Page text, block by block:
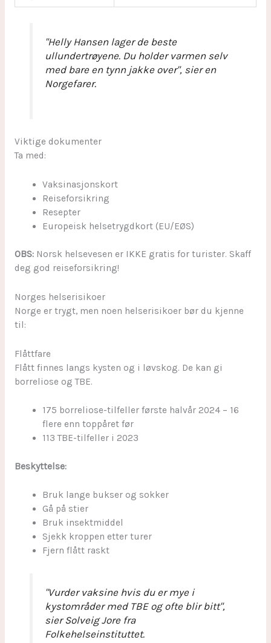
"Helly Hansen lager de beste
ullundertrøyene. Du holder varmen selv
med bare en tynn jakke over", sier en
Norgefarer.
Viktige dokumenter
Ta med:
Vaksinasjonskort
Reiseforsikring
Resepter
Europeisk helsetrygdkort (EU/EØS)
OBS:Norsk helsevesen er IKKE gratis for turister. Skaff
deg god reiseforsikring!
Norges helserisikoer
Norge er trygt, men noen helserisikoer bør du kjenne
til:
Flåttfare
Flått finnes langs kysten og i løvskog. De kan gi
borreliose og TBE.
175 borreliose-tilfeller første halvår 2024 – 16
flere enn toppåret før
113 TBE-tilfeller i 2023
Beskyttelse:
Bruk lange bukser og sokker
Gå på stier
Bruk insektmiddel
Sjekk kroppen etter turer
Fjern flått raskt
"Vurder vaksine hvis du er mye i
kystområder med TBE og ofte blir bitt",
sier Solveig Jore fra
Folkehelseinstituttet.